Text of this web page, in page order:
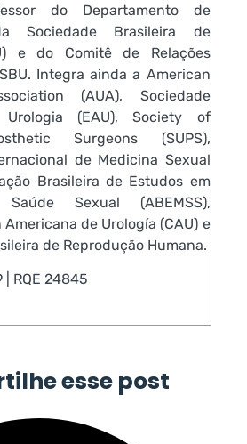
do Departamento de
Sociedade Brasileira de
e do Comitê de Relações
Integra ainda a American
(AUA), Sociedade
(EAU), Society of
Surgeons (SUPS),
de Medicina Sexual
Brasileira de Estudos em
Sexual (ABEMSS),
de Urología (CAU) e
de Reprodução Humana.
| RQE 24845
esse post